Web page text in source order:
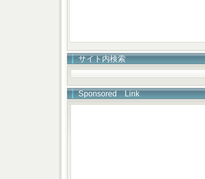
サイト内検索
Sponsored Link